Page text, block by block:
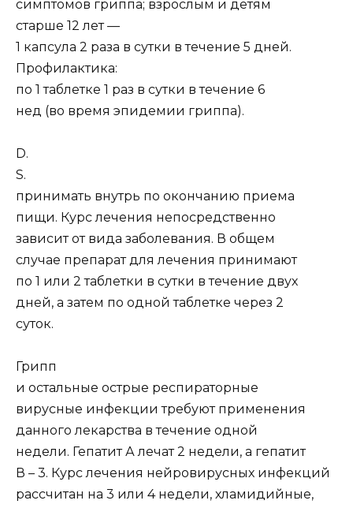
симптомов гриппа; взрослым и детям
старше 12 лет —
1 капсула 2 раза в сутки в течение 5 дней.
Профилактика:
по 1 таблетке 1 раз в сутки в течение 6
нед (во время эпидемии гриппа).
D.
S.
принимать внутрь по окончанию приема
пищи. Курс лечения непосредственно
зависит от вида заболевания. В общем
случае препарат для лечения принимают
по 1 или 2 таблетки в сутки в течение двух
дней, а затем по одной таблетке через 2
суток.
Грипп
и остальные острые респираторные
вирусные инфекции требуют применения
данного лекарства в течение одной
недели. Гепатит А лечат 2 недели, а гепатит
В – 3. Курс лечения нейровирусных инфекций
рассчитан на 3 или 4 недели, хламидийные,